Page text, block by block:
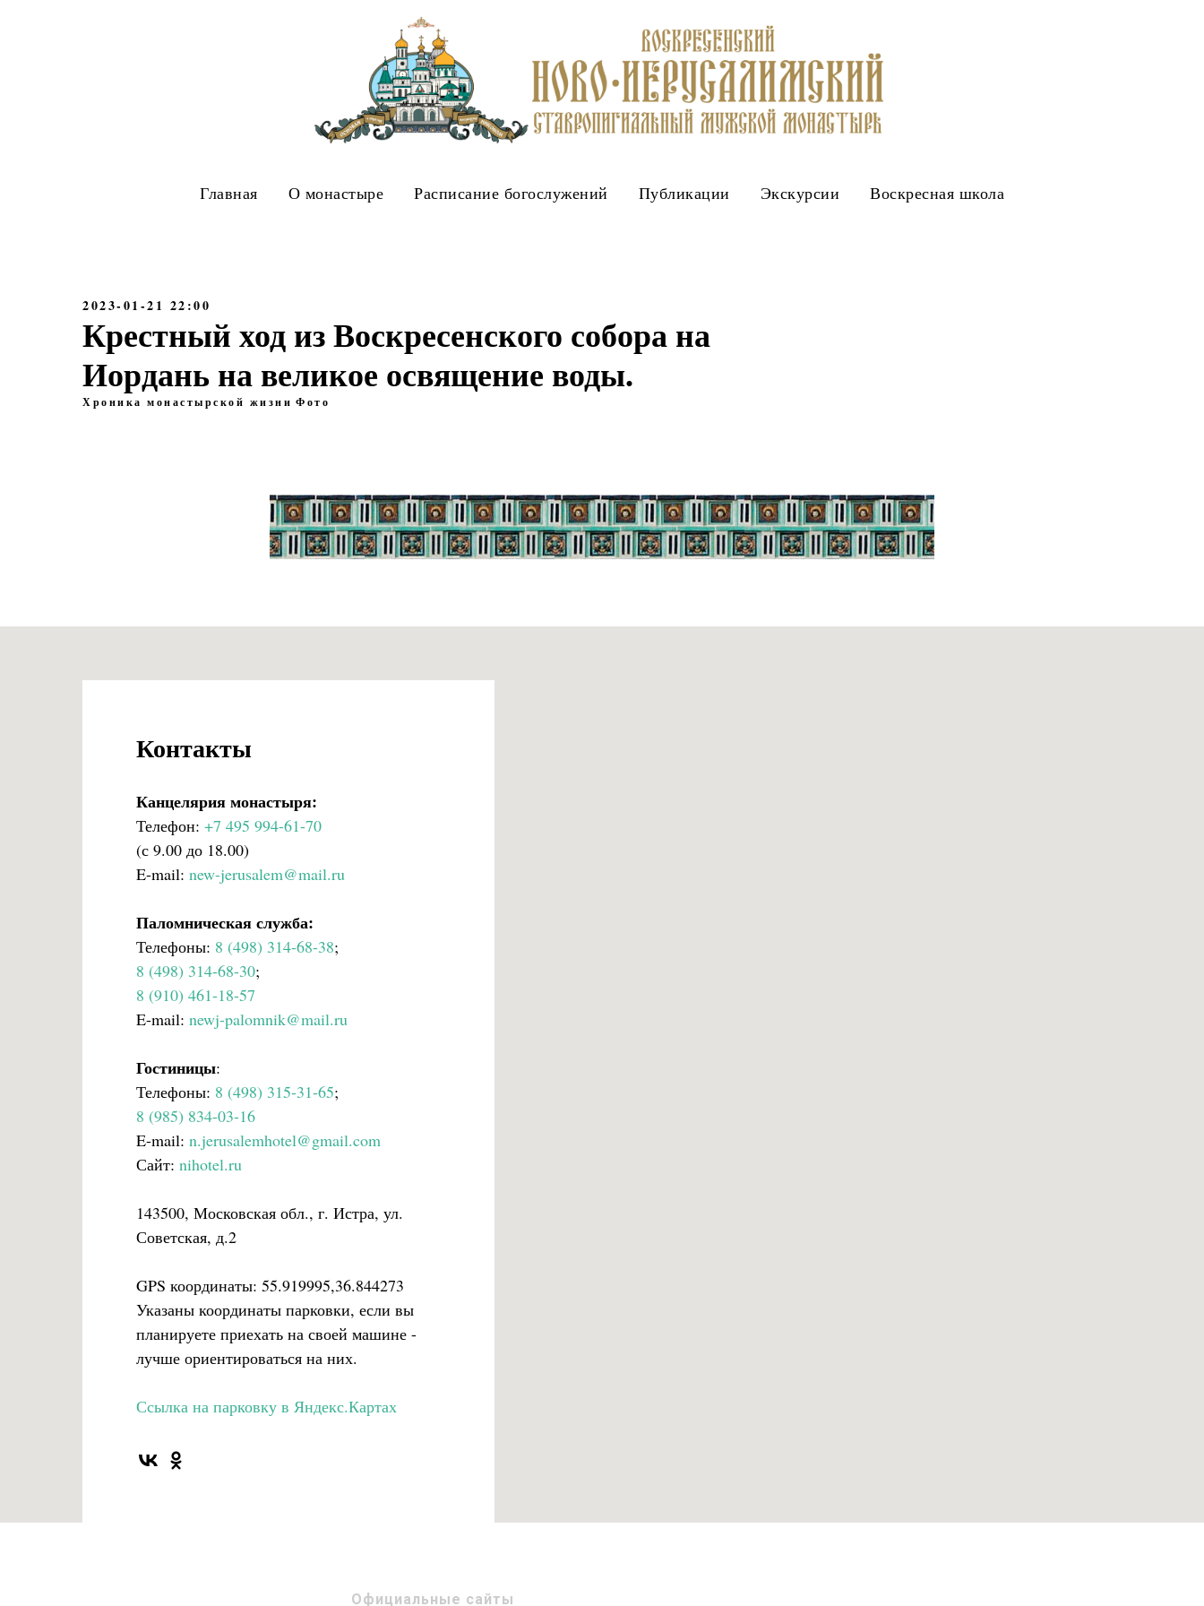
Главная О монастыре Расписание богослужений Публикации Экскурсии Воскресная школа
2023-01-21 22:00
Крестный ход из Воскресенского собора на
Иордань на великое освящение воды.
Хроника монастырской жизни Фото
Контакты
Канцелярия монастыря:
Телефон: +7 495 994-61-70
(с 9.00 до 18.00)
E-mail: new-jerusalem@mail.ru
Паломническая служба:
Телефоны: 8 (498) 314-68-38;
8 (498) 314-68-30;
8 (910) 461-18-57
E-mail: newj-palomnik@mail.ru
Гостиницы:
Телефоны: 8 (498) 315-31-65;
8 (985) 834-03-16
E-mail: n.jerusalemhotel@gmail.com
Сайт: nihotel.ru
143500, Московская обл., г. Истра, ул.
Советская, д.2
GPS координаты: 55.919995,36.844273
Указаны координаты парковки, если вы
планируете приехать на своей машине -
лучше ориентироваться на них.
Ссылка на парковку в Яндекс.Картах
Официальные сайты